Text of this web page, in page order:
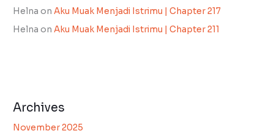
Helna onAku Muak Menjadi Istrimu | Chapter 217
Helna onAku Muak Menjadi Istrimu | Chapter 211
Archives
November 2025